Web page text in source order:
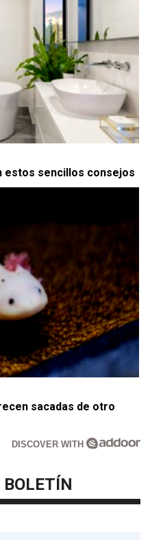
estos sencillos consejos
sacadas de otro
DISCOVER WITH
BOLETÍN